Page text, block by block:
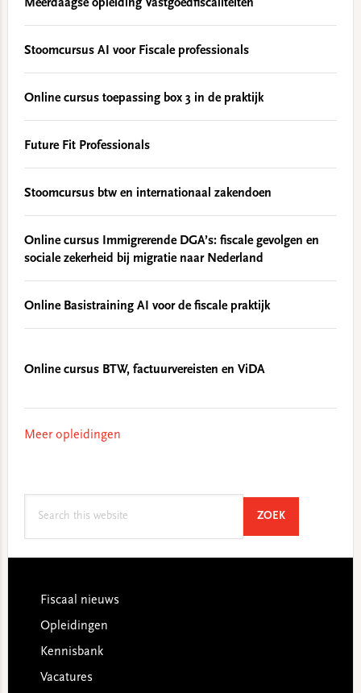
Meerdaagse opleiding Vastgoedfiscaliteiten
Stoomcursus AI voor Fiscale professionals
Online cursus toepassing box 3 in de praktijk
Future Fit Professionals
Stoomcursus btw en internationaal zakendoen
Online cursus Immigrerende DGA’s: fiscale gevolgen en
sociale zekerheid bij migratie naar Nederland
Online Basistraining AI voor de fiscale praktijk
Online cursus BTW, factuurvereisten en ViDA
Meer opleidingen
ZOEKSEARCH
Footer
Fiscaal nieuws
Opleidingen
Kennisbank
Vacatures